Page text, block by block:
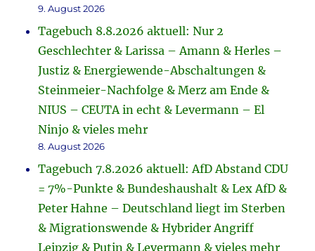
9. August 2026
Tagebuch 8.8.2026 aktuell: Nur 2
Geschlechter & Larissa – Amann & Herles –
Justiz & Energiewende-Abschaltungen &
Steinmeier-Nachfolge & Merz am Ende &
NIUS – CEUTA in echt & Levermann – El
Ninjo & vieles mehr
8. August 2026
Tagebuch 7.8.2026 aktuell: AfD Abstand CDU
= 7%-Punkte & Bundeshaushalt & Lex AfD &
Peter Hahne – Deutschland liegt im Sterben
& Migrationswende & Hybrider Angriff
Leipzig & Putin & Levermann & vieles mehr